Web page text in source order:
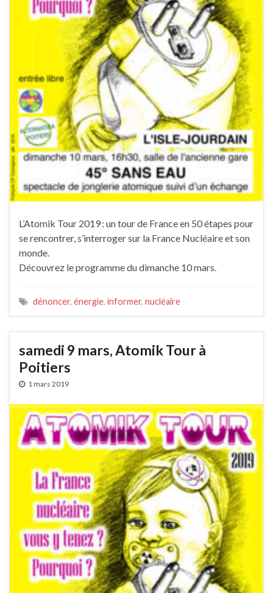
L’Atomik Tour 2019 : un tour de France en 50 étapes pour
se rencontrer, s’interroger sur la France Nucléaire et son
monde.
Découvrez le programme du dimanche 10 mars.
dénoncer, énergie, informer, nucléaire
samedi 9 mars, Atomik Tour à
Poitiers
1 mars 2019